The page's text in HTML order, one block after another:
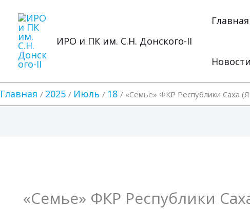
содержимому
ИРО и ПК им. С.Н. Донского-II
Главная
Новости
Главная 2025 Июль 18 «Семье» ФКР Республики Саха
«Семье» ФКР Республики